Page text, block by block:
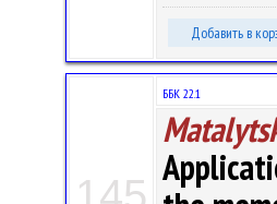
Добавить в
ББК 22.1